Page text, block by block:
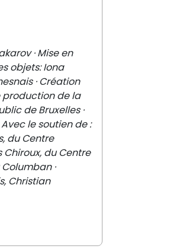
· Mise en
objets: Iona
· Création
production de la
de Bruxelles ·
le soutien de :
du Centre
Chiroux, du Centre
·
Christian